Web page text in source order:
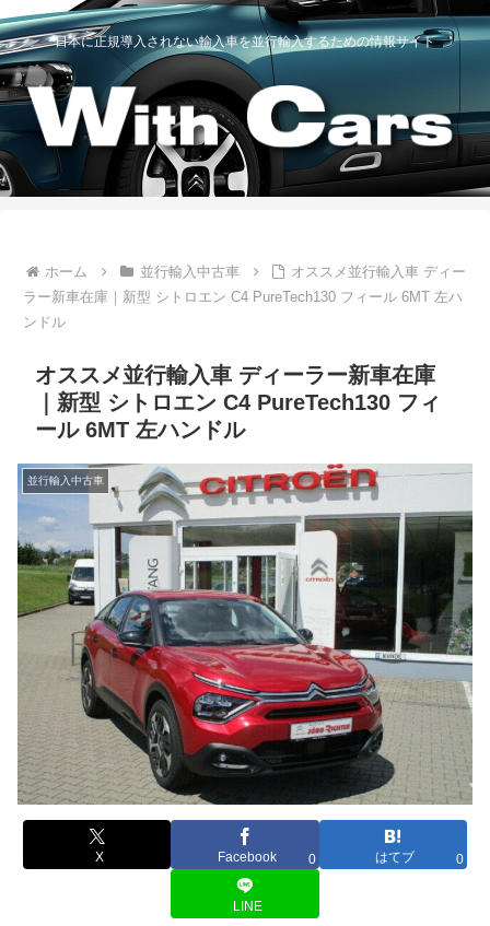
日本に正規導入されない輸入車を並行輸入するための情報サイト
ホーム 並行輸入中古車
オススメ並行輸入車 ディー
ラー新車在庫｜新型 シトロエン C4 PureTech130 フィール 6MT 左ハ
ンドル
オススメ並行輸入車 ディーラー新車在庫
｜新型 シトロエン C4 PureTech130 フィ
ール 6MT 左ハンドル
並行輸入中古車
X Facebook 0 はてブ 0
LINE